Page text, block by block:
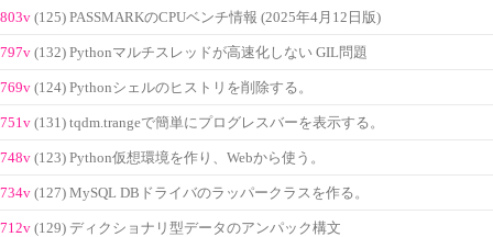
803v (125) PASSMARKのCPUベンチ情報 (2025年4月12日版)
797v (132) Pythonマルチスレッドが高速化しない GIL問題
769v (124) Pythonシェルのヒストリを削除する。
751v (131) tqdm.trangeで簡単にプログレスバーを表示する。
748v (123) Python仮想環境を作り、Webから使う。
734v (127) MySQL DBドライバのラッパークラスを作る。
712v (129) ディクショナリ型データのアンパック構文